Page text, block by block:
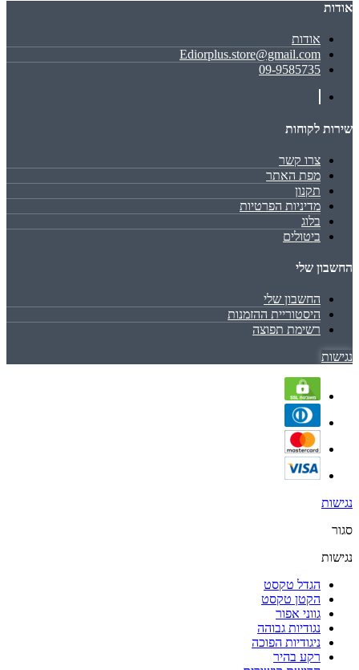
אודות
אודות
Ediorplus.store@gmail.com
09-9585735
שירות לקוחות
צרו קשר
מפת האתר
תקנון
מדיניות הפרטיות
בלוג
ביטולים
החשבון שלי
החשבון שלי
היסטוריית ההזמנות
רשימת תפוצה
נגישות
נגישות
סגור
נגישות
הגדל טקסט
הקטן טקסט
גווני אפור
נגודיות גבוהה
ניגודיות הפוכה
רקע בהיר